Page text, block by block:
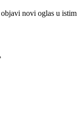
novi oglas u istim